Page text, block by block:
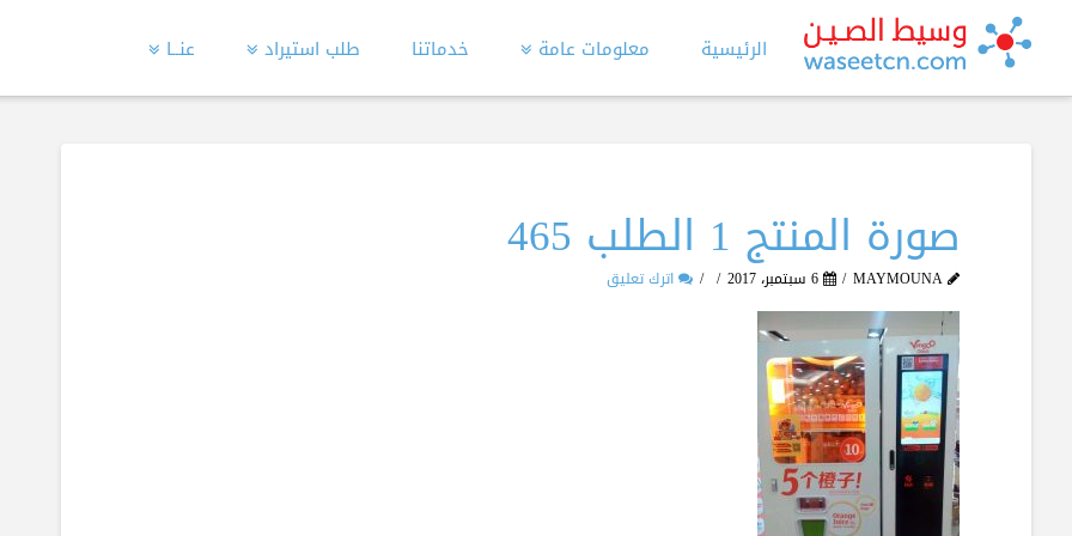
الرئيسية معلومات عامة خدماتنا طلب استيراد عنــا
صورة المنتج 1 الطلب 465
MAYMOUNA 6 سبتمبر، 2017 اترك تعليق